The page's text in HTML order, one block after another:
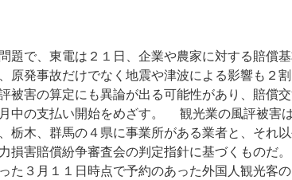
題で、東電は２１日、企業や農家に対する賠償
原発事故だけでなく地震や津波による影響も２
被害の算定にも異論が出る可能性があり、賠償
中の支払い開始をめざす。 観光業の風評被害
栃木、群馬の４県に事業所がある業者と、それ
損害賠償紛争審査会の判定指針に基づくものだ
た３月１１日時点で予約のあった外国人観光客